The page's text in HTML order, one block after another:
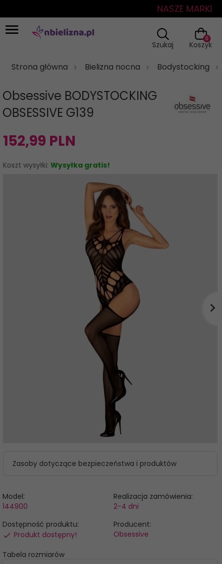
NASZE MARKI
Szukaj Koszyk
0
Strona główna Bielizna nocna Bodystocking
Obsessive BODYSTOCKING
OBSESSIVE G139
152,99 PLN
Koszt wysyłki: Wysyłka gratis!
Zasoby dotyczące bezpieczeństwa i produktów
Model:
144900
Realizacja zamówienia:
2-4 dni
Dostępność produktu:
Produkt dostępny!
Producent:
Obsessive
Tabela rozmiarów